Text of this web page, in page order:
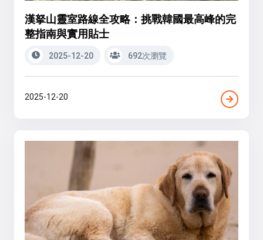
漢拏山靈室路線全攻略：挑戰韓國最高峰的完
整指南與實用貼士
2025-12-20 692次瀏覽
2025-12-20